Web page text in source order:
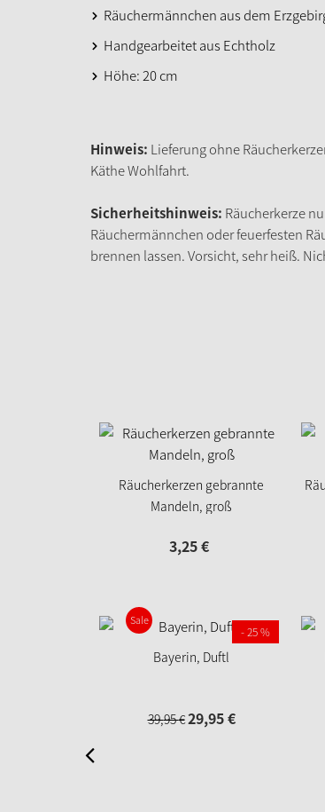
Räuchermännchen aus dem
Handgearbeitet aus Echtholz
Höhe: 20 cm
Hinweis: Lieferung ohne
Käthe Wohlfahrt.
Sicherheitshinweis: Räucherkerze
Räuchermännchen oder feuerfesten
brennen lassen. Vorsicht, sehr heiß.
Räucherkerzen gebrannte
Mandeln, groß
3,25€
Bayerin, Duftl
Sale
39,95€29,95€
- 25 %